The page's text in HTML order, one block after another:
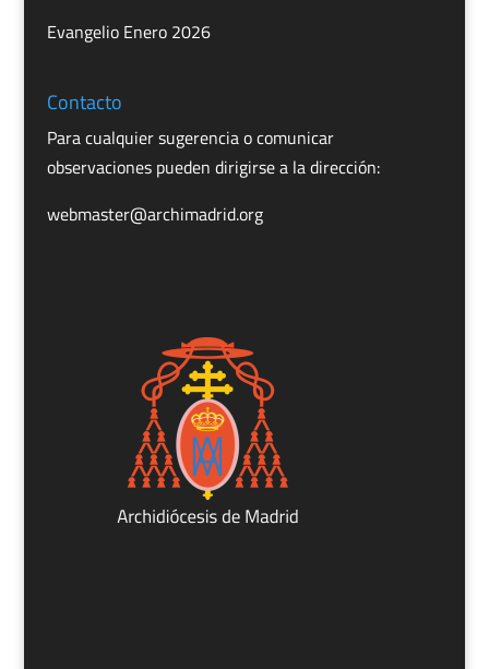
Evangelio Enero 2026
Contacto
Para cualquier sugerencia o comunicar
observaciones pueden dirigirse a la dirección:
webmaster@archimadrid.org